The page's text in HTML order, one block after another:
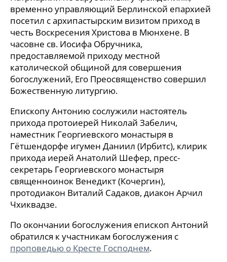
временно управляющий Берлинской епархией
посетил с архипастырским визитом приход в
честь Воскресения Христова в Мюнхене. В
часовне св. Иосифа Обручника,
предоставляемой приходу местной
католической общиной для совершения
богослужений, Его Преосвященство совершил
Божественную литургию.
Епископу Антонию сослужили настоятель
прихода протоиерей Николай Забелич,
наместник Георгиевского монастыря в
Гётшендорфе игумен Даниил (Ирбитс), клирик
прихода иерей Анатолий Шефер, пресс-
секретарь Георгиевского монастыря
священноинок Венедикт (Кочергин),
протодиакон Виталий Садаков, диакон Арчил
Чхиквадзе.
По окончании богослужения епископ Антоний
обратился к участникам богослужения с
проповедью о Кресте Господнем.